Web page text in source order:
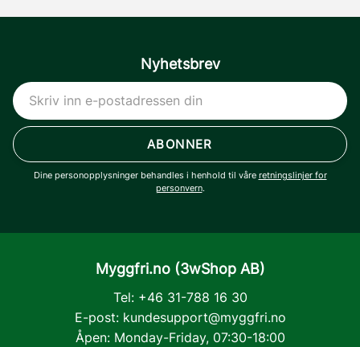
Nyhetsbrev
ABONNER
Dine personopplysninger behandles i henhold til våre retningslinjer for
personvern.
Myggfri.no (3wShop AB)
Tel: +46 31-788 16 30
E-post: kundesupport@myggfri.no
Åpen: Monday-Friday, 07:30-18:00